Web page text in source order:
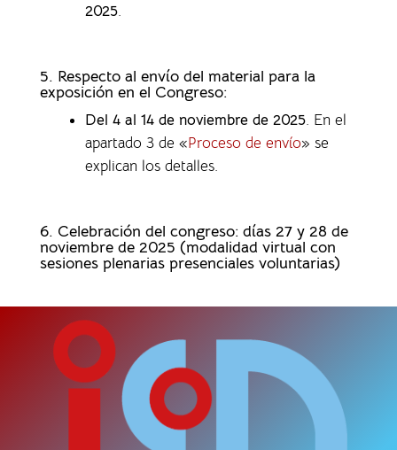
2025.
5. Respecto al envío del material para la
exposición en el Congreso:
Del 4 al 14 de noviembre de 2025. En el
apartado 3 de «Proceso de envío» se
explican los detalles.
6. Celebración del congreso: días 27 y 28 de
noviembre de 2025 (modalidad virtual con
sesiones plenarias presenciales voluntarias)